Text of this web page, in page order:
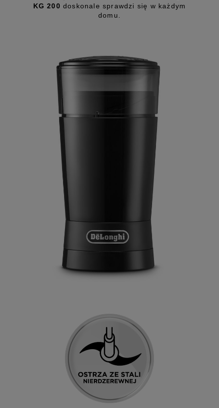
KG 200 doskonale sprawdzi się w każdym
domu.